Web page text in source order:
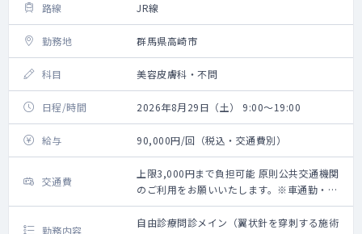
路線 JR線
勤務地 群馬県高崎市
科目 美容皮膚科・不問
日程/時間 2026年8月29日（土） 9:00～19:00
給与 90,000円/回（税込・交通費別）
交通費
上限3,000円まで負担可能 原則公共交通機関
のご利用をお願いいたします。※車通勤・タ
クシー利用要相談
勤務内容
自由診療問診メイン（翼状針を穿刺する施術